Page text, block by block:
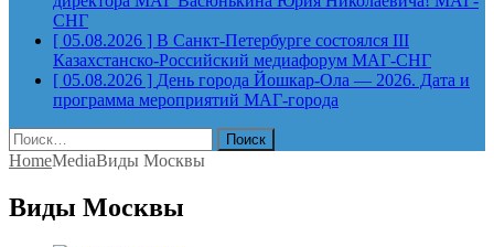
СНГ
[ 05.08.2026 ] В Санкт-Петербурге состоялся III
Казахстанско-Российский медиафорум МАГ-СНГ
[ 05.08.2026 ] День города Йошкар-Ола — 2026. Дата и
программа мероприятий МАГ-города
Найти:
HomeMediaВиды Москвы
Виды Москвы